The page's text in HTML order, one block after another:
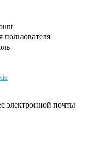
электронной почты